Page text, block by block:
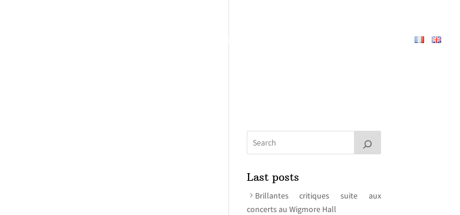
RÉPERTOIRE
Last posts
Brillantes critiques suite aux
concerts au Wigmore Hall